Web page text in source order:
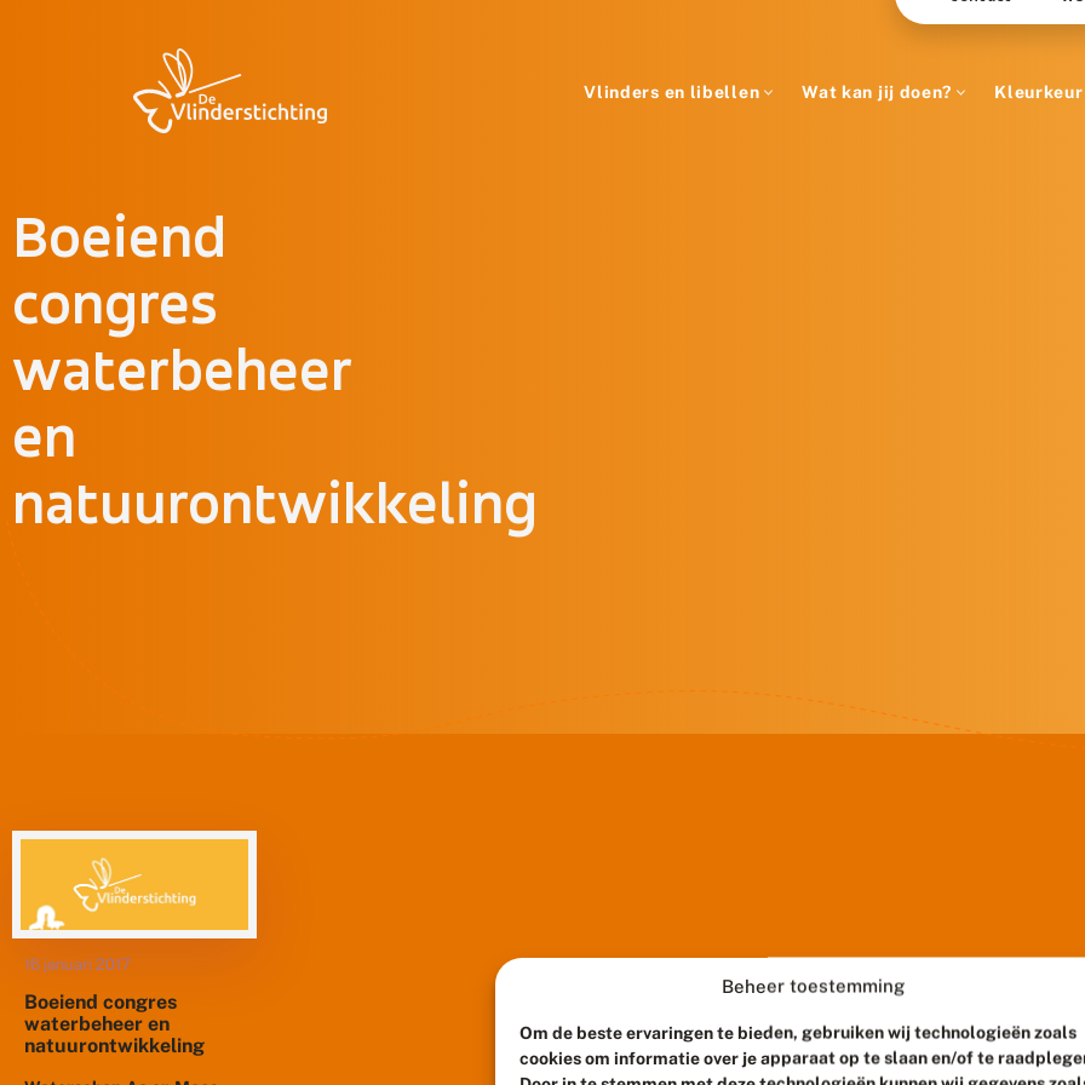
Beheer toestemming
Om de beste ervaringen te bieden, gebruiken wij technologieën zoals
cookies om informatie over je apparaat op te slaan en/of te
Vlinders en libellen Wat kan jij doen? Kleurkeur
Boeiend
congres
waterbeheer
en
natuurontwikkeling
16 januari 2017
Boeiend congres
waterbeheer en
natuurontwikkeling